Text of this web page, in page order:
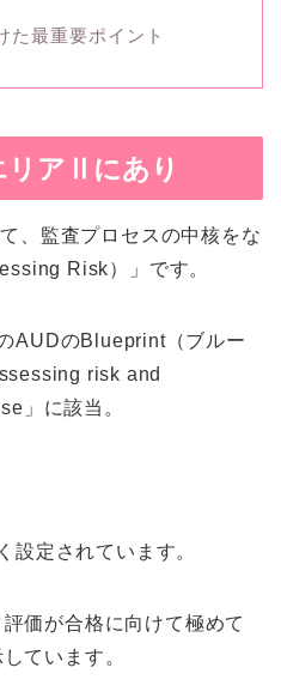
た最重要ポイント
リアⅡにあり
、監査プロセスの中核をな
Risk）」です。
AUDのBlueprint（ブルー
risk and
」に該当。
設定されています。
価が合格に向けて極めて
ています。